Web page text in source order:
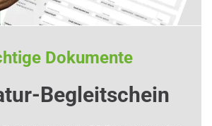
Dokumente
Begleitschein